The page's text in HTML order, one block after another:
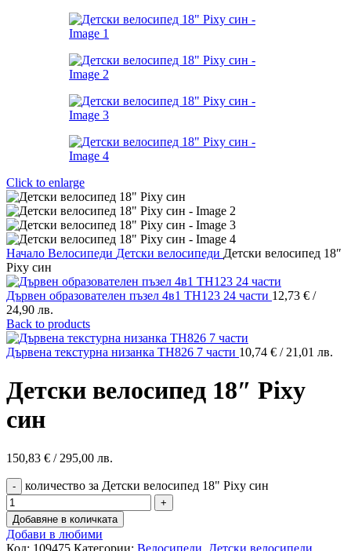
Click to enlarge
Начало Велосипеди Детски велосипеди Детски велосипед 18″
Pixy син
Дървен образователен пъзел 4в1 TH123 24 части 12,73 € /
24,90 лв.
Back to products
Дървена текстурна низанка TH826 7 части 10,74 € / 21,01 лв.
Детски велосипед 18″ Pixy
син
150,83 € / 295,00 лв.
количество за Детски велосипед 18" Pixy син
Добавяне в количката
Добави в любими
Код: 109475 Категории: Велосипеди Детски велосипеди